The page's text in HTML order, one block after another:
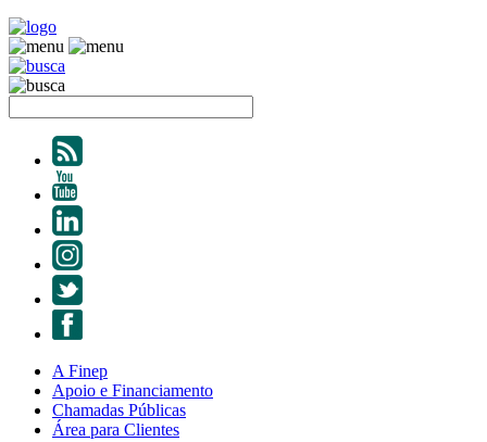
A Finep
Apoio e Financiamento
Chamadas Públicas
Área para Clientes